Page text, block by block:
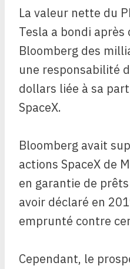
La valeur nette du
Tesla a bondi après
Bloomberg des
une responsabilité
dollars liée à sa
SpaceX.
Bloomberg avait
actions SpaceX de
en garantie de
avoir déclaré en
emprunté contre
Cependant, le